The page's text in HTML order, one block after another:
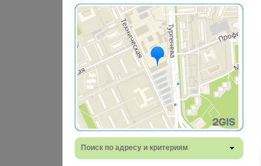
Поиск по адресу и критериям